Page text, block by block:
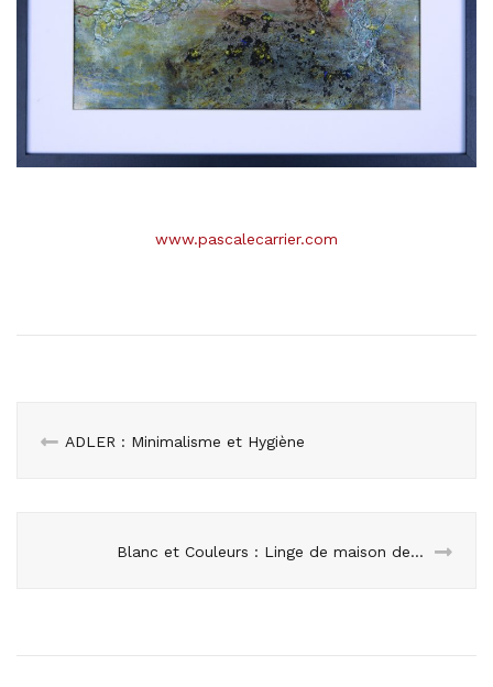
www.pascalecarrier.com
ADLER : Minimalisme et Hygiène
Blanc et Couleurs : Linge de maison de qualité pour un intérieur cosy